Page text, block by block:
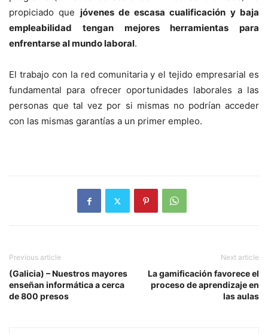
propiciado que jóvenes de escasa cualificación y baja
empleabilidad tengan mejores herramientas para
enfrentarse al mundo laboral.
El trabajo con la red comunitaria y el tejido empresarial es
fundamental para ofrecer oportunidades laborales a las
personas que tal vez por si mismas no podrían acceder
con las mismas garantías a un primer empleo.
Previous article
(Galicia) – Nuestros mayores
enseñan informática a cerca
de 800 presos
Next article
La gamificación favorece el
proceso de aprendizaje en
las aulas